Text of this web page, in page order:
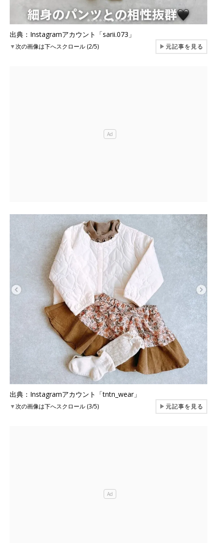
出典：Instagramアカウント「sarii.073」
▼次の画像は下へスクロール (2/5) ▶元記事を見る
出典：Instagramアカウント「tntn_wear」
▼次の画像は下へスクロール (3/5) ▶元記事を見る